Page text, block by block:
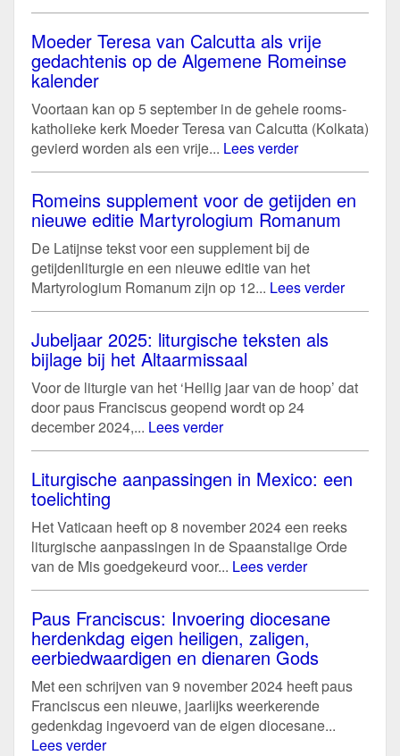
Moeder Teresa van Calcutta als vrije
gedachtenis op de Algemene Romeinse
kalender
Voortaan kan op 5 september in de gehele rooms-
katholieke kerk Moeder Teresa van Calcutta (Kolkata)
gevierd worden als een vrije... Lees verder
Romeins supplement voor de getijden en
nieuwe editie Martyrologium Romanum
De Latijnse tekst voor een supplement bij de
getijdenliturgie en een nieuwe editie van het
Martyrologium Romanum zijn op 12... Lees verder
Jubeljaar 2025: liturgische teksten als
bijlage bij het Altaarmissaal
Voor de liturgie van het ‘Heilig jaar van de hoop’ dat
door paus Franciscus geopend wordt op 24
december 2024,... Lees verder
Liturgische aanpassingen in Mexico: een
toelichting
Het Vaticaan heeft op 8 november 2024 een reeks
liturgische aanpassingen in de Spaanstalige Orde
van de Mis goedgekeurd voor... Lees verder
Paus Franciscus: Invoering diocesane
herdenkdag eigen heiligen, zaligen,
eerbiedwaardigen en dienaren Gods
Met een schrijven van 9 november 2024 heeft paus
Franciscus een nieuwe, jaarlijks weerkerende
gedenkdag ingevoerd van de eigen diocesane...
Lees verder